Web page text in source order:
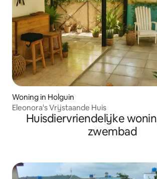
Woning in Holguin
Eleonora's Vrijstaande Huis
Huisdiervriendelijke
zwembad